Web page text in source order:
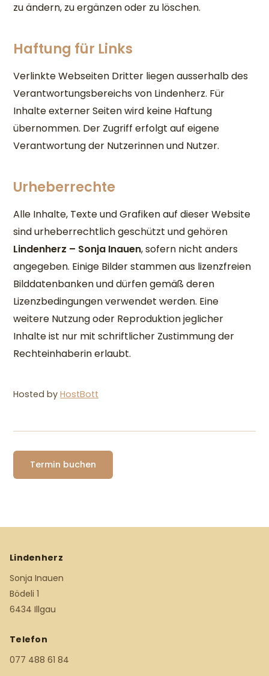
zu ändern, zu ergänzen oder zu löschen.
Haftung für Links
Verlinkte Webseiten Dritter liegen ausserhalb des
Verantwortungsbereichs von Lindenherz. Für
Inhalte externer Seiten wird keine Haftung
übernommen. Der Zugriff erfolgt auf eigene
Verantwortung der Nutzerinnen und Nutzer.
Urheberrechte
Alle Inhalte, Texte und Grafiken auf dieser Website
sind urheberrechtlich geschützt und gehören
Lindenherz – Sonja Inauen, sofern nicht anders
angegeben. Einige Bilder stammen aus lizenzfreien
Bilddatenbanken und dürfen gemäß deren
Lizenzbedingungen verwendet werden. Eine
weitere Nutzung oder Reproduktion jeglicher
Inhalte ist nur mit schriftlicher Zustimmung der
Rechteinhaberin erlaubt.
Hosted byHostBott
Termin buchen
Lindenherz
Sonja Inauen
Bödeli 1
6434 Illgau
Telefon
077 488 61 84